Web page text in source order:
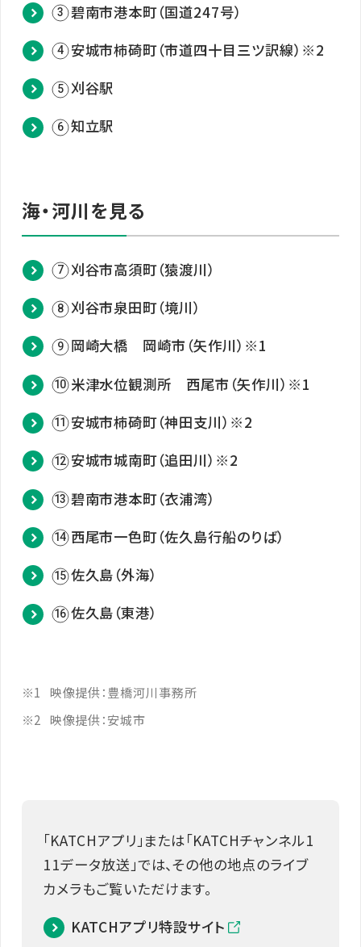
3 碧南市港本町（国道247号）
4 安城市柿碕町（市道四十目三ツ訳線） ※2
5 刈谷駅
6 知立駅
海・河川を見る
7 刈谷市高須町（猿渡川）
8 刈谷市泉田町（境川）
9 岡崎大橋 岡崎市（矢作川） ※1
10 米津水位観測所 西尾市（矢作川） ※1
11 安城市柿碕町（神田支川） ※2
12 安城市城南町（追田川） ※2
13 碧南市港本町（衣浦湾）
14 西尾市一色町（佐久島行船のりば）
15 佐久島（外海）
16 佐久島（東港）
1 映像提供：豊橋河川事務所
2 映像提供：安城市
「KATCHアプリ」または「KATCHチャンネル1
11データ放送」では、その他の地点のライブ
カメラもご覧いただけます。
KATCHアプリ特設サイト